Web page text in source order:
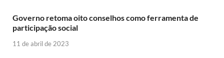
Governo retoma oito conselhos como ferramenta de
participação social
11 de abril de 2023